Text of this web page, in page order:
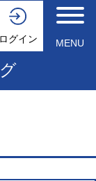
ログイン MENU